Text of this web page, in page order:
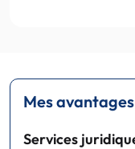
Mes
Services